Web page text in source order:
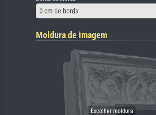
0 cm de borda
Moldura de imagem